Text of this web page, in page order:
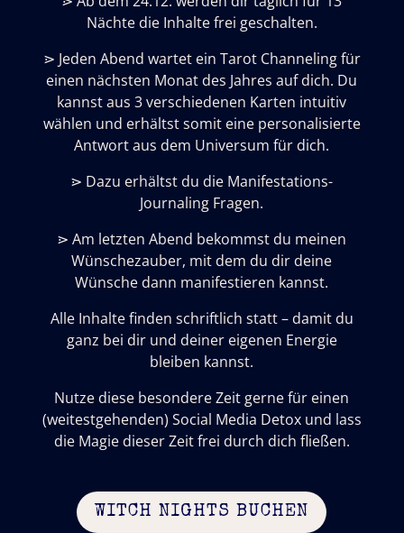
Nächte die Inhalte frei geschalten.
⋗ Jeden Abend wartet ein Tarot Channeling für
einen nächsten Monat des Jahres auf dich. Du
kannst aus 3 verschiedenen Karten intuitiv
wählen und erhältst somit eine personalisierte
Antwort aus dem Universum für dich.
⋗ Dazu erhältst du die Manifestations-
Journaling Fragen.
⋗Am letzten Abend bekommst du meinen
Wünschezauber, mit dem du dir deine
Wünsche dann manifestieren kannst.
Alle Inhalte finden schriftlich statt – damit du
ganz bei dir und deiner eigenen Energie
bleiben kannst.
Nutze diese besondere Zeit gerne für einen
(weitestgehenden) Social Media Detox und lass
die Magie dieser Zeit frei durch dich fließen.
WITCH NIGHTS BUCHEN